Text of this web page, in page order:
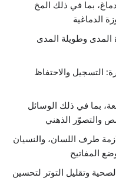
بما في ذلك المخ
الدماغية
المدى وطويلة المدى
التسجيل والاحتفاظ
بما في ذلك الوسائل
والتصوّر الذهني
طرف اللسان، والنسيان
المفاتيح
وتقليل التوتر لتحسين